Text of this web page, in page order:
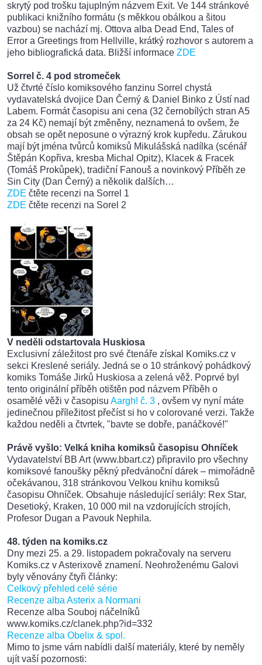
skrytý pod trošku tajuplným názvem Exit. Ve 144 stránkové
publikaci knižního formátu (s měkkou obálkou a šitou
vazbou) se nachází mj. Ottova alba Dead End, Tales of
Error a Greetings from Hellville, krátký rozhovor s autorem a
jeho bibliografická data. Bližší informace ZDE
Sorrel č. 4 pod stromeček
Už čtvrté číslo komiksového fanzinu Sorrel chystá
vydavatelská dvojice Dan Černý & Daniel Binko z Ústí nad
Labem. Formát časopisu ani cena (32 černobílých stran A5
za 24 Kč) nemají být změněny, neznamená to ovšem, že
obsah se opět neposune o výrazný krok kupředu. Zárukou
mají být jména tvůrců komiksů Mikulášská nadílka (scénář
Štěpán Kopřiva, kresba Michal Opitz), Klacek & Fracek
(Tomáš Prokůpek), tradiční Fanouš a novinkový Příběh ze
Sin City (Dan Černý) a několik dalších…
ZDE čtěte recenzi na Sorrel 1
ZDE čtěte recenzi na Sorel 2
V neděli odstartovala Huskiosa
Exclusivní záležitost pro své čtenáře získal Komiks.cz v
sekci Kreslené seriály. Jedná se o 10 stránkový pohádkový
komiks Tomáše Jirků Huskiosa a zelená věž. Poprvé byl
tento originální příběh otištěn pod názvem Příběh o
osamělé věži v časopisu Aargh! č. 3 , ovšem vy nyní máte
jedinečnou příležitost přečíst si ho v colorované verzi. Takže
každou neděli a čtvrtek, "bavte se dobře, panáčkové!"
Právě vyšlo: Velká kniha komiksů časopisu Ohníček
Vydavatelství BB Art (www.bbart.cz) připravilo pro všechny
komiksové fanoušky pěkný předvánoční dárek – mimořádně
očekávanou, 318 stránkovou Velkou knihu komiksů
časopisu Ohníček. Obsahuje následující seriály: Rex Star,
Desetioký, Kraken, 10 000 mil na vzdorujících strojích,
Profesor Dugan a Pavouk Nephila.
48. týden na komiks.cz
Dny mezi 25. a 29. listopadem pokračovaly na serveru
Komiks.cz v Asterixově znamení. Neohroženému Galovi
byly věnovány čtyři články:
Celkový přehled celé série
Recenze alba Asterix a Normani
Recenze alba Souboj náčelníků
www.komiks.cz/clanek.php?id=332
Recenze alba Obelix & spol.
Mimo to jsme vám nabídli další materiály, které by neměly
ujít vaší pozornosti: